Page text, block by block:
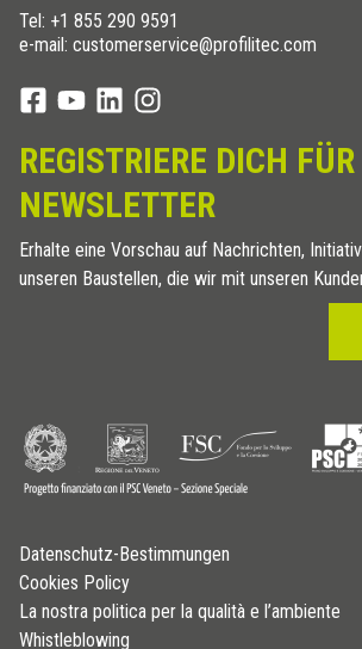
Tel: +1 855 290 9591
e-mail: customerservice@profilitec.com
REGISTRIERE DICH
NEWSLETTER
Erhalte eine Vorschau auf Nachrichten,
unseren Baustellen, die wir mit unseren
Datenschutz-Bestimmungen
Cookies Policy
La nostra politica per la qualità e l’ambiente
Whistleblowing